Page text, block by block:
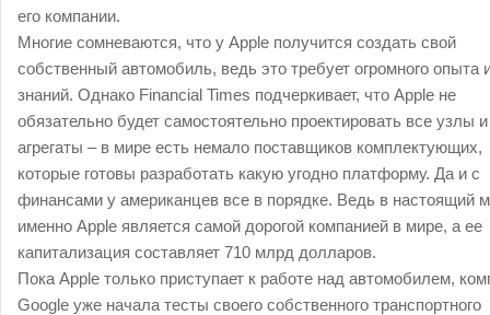
его компании.
Многие сомневаются, что у Apple получится создать свой
собственный автомобиль, ведь это требует огромного опыта
знаний. Однако Financial Times подчеркивает, что Apple не
обязательно будет самостоятельно проектировать все узлы и
агрегаты – в мире есть немало поставщиков комплектующих,
которые готовы разработать какую угодно платформу. Да и с
финансами у американцев все в порядке. Ведь в настоящий
именно Apple является самой дорогой компанией в мире, а ее
капитализация составляет 710 млрд долларов.
Пока Apple только приступает к работе над автомобилем,
Google уже начала тесты своего собственного транспортного